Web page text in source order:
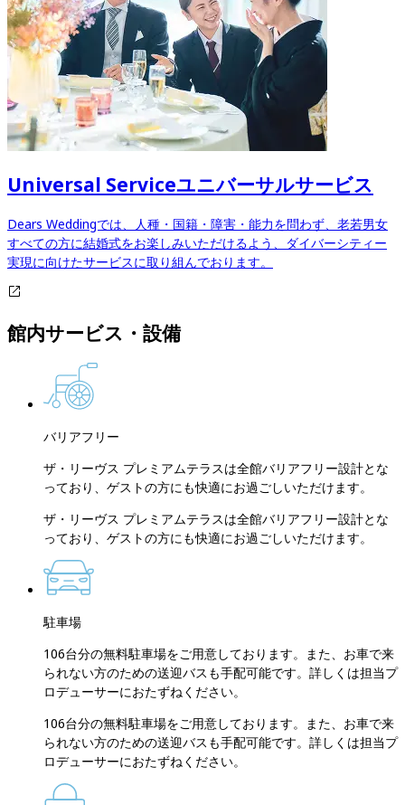
Universal Serviceユニバーサルサービス
Dears Weddingでは、人種・国籍・障害・能力を問わず、老若男女
すべての方に結婚式をお楽しみいただけるよう、ダイバーシティー
実現に向けたサービスに取り組んでおります。​​​​​​​​​​​​​​
館内サービス・設備
バリアフリー
ザ・リーヴス プレミアムテラスは全館バリアフリー設計とな
っており、ゲストの方にも快適にお過ごしいただけます。
ザ・リーヴス プレミアムテラスは全館バリアフリー設計とな
っており、ゲストの方にも快適にお過ごしいただけます。
駐車場
106台分の無料駐車場をご用意しております。また、お車で来
られない方のための送迎バスも手配可能です。詳しくは担当プ
ロデューサーにおたずねください。
106台分の無料駐車場をご用意しております。また、お車で来
られない方のための送迎バスも手配可能です。詳しくは担当プ
ロデューサーにおたずねください。